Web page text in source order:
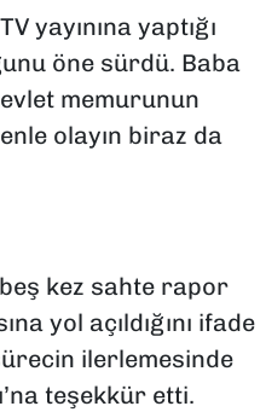
yayınına yaptığı
öne sürdü. Baba
memurunun
olayın biraz da
beş kez sahte rapor
yol açıldığını ifade
ilerlemesinde
teşekkür etti.